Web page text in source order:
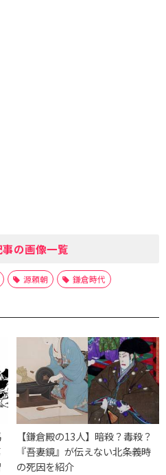
事の画像一覧
源頼朝 鎌倉時代
【鎌倉殿の13人】暗殺？毒殺？
『吾妻鏡』が伝えない北条義時
の死因を紹介